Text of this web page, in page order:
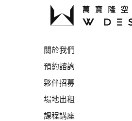
關於我們
預約諮詢
夥伴招募
場地出租
課程講座